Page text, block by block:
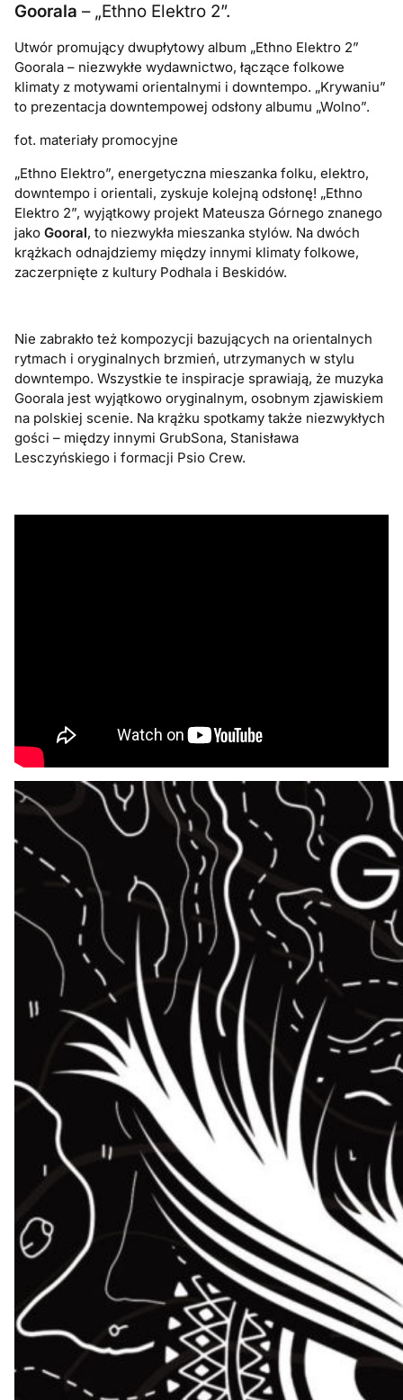
Goorala – „Ethno Elektro 2”.
Utwór promujący dwupłytowy album „Ethno Elektro 2”
Goorala – niezwykłe wydawnictwo, łączące folkowe
klimaty z motywami orientalnymi i downtempo. „Krywaniu”
to prezentacja downtempowej odsłony albumu „Wolno”.
fot. materiały promocyjne
„Ethno Elektro”, energetyczna mieszanka folku, elektro,
downtempo i orientali, zyskuje kolejną odsłonę! „Ethno
Elektro 2”, wyjątkowy projekt Mateusza Górnego znanego
jakoGooral, to niezwykła mieszanka stylów. Na dwóch
krążkach odnajdziemy między innymi klimaty folkowe,
zaczerpnięte z kultury Podhala i Beskidów.
Nie zabrakło też kompozycji bazujących na orientalnych
rytmach i oryginalnych brzmień, utrzymanych w stylu
downtempo. Wszystkie te inspiracje sprawiają, że muzyka
Goorala jest wyjątkowo oryginalnym, osobnym zjawiskiem
na polskiej scenie. Na krążku spotkamy także niezwykłych
gości – między innymi GrubSona, Stanisława
Lesczyńskiego i formacji Psio Crew.